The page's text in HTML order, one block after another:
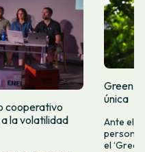
cooperativo
la volatilidad
Green
única
Ante el
el